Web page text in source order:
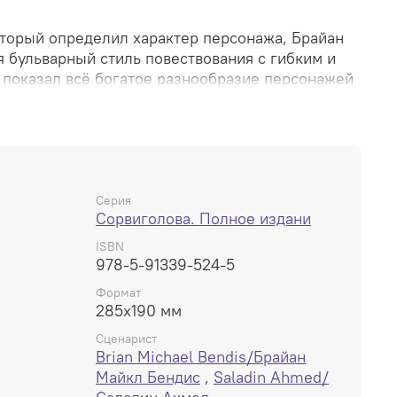
определил характер персонажа, Брайан
стиль повествования с гибким и
всё богатое разнообразие персонажей
Бендис и художник Алекс Малеев, получили
первый из которых вы держите в руках!
"Сорвиголова" #16-19 и #26-40, написанные
Малеевым, при участии Дэвида Мэка,
Додсона.
Серия
Сорвиголова. Полное издани
ISBN
978-5-91339-524-5
Формат
285x190 мм
Сценарист
Brian Michael Bendis/Брайан
Майкл Бендис , Saladin Ahmed/